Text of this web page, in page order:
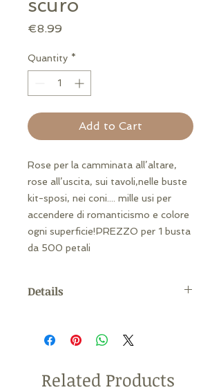
scuro
€8.99
Quantity *
Add to Cart
Rose per la camminata all’altare,
rose all’uscita, sui tavoli,nelle buste
kit-sposi, nei coni.... mille usi per
accendere di romanticismo e colore
ogni superficie!PREZZO per 1 busta
da 500 petali
Details
Related Products